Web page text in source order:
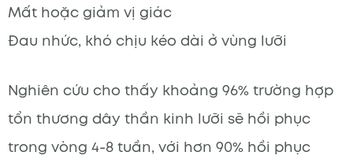
Mất hoặc giảm vị giác
Đau nhức, khó chịu kéo dài ở vùng lưỡi
Nghiên cứu cho thấy khoảng 96% trường hợp
tổn thương dây thần kinh lưỡi sẽ hồi phục
trong vòng 4-8 tuần, với hơn 90% hồi phục